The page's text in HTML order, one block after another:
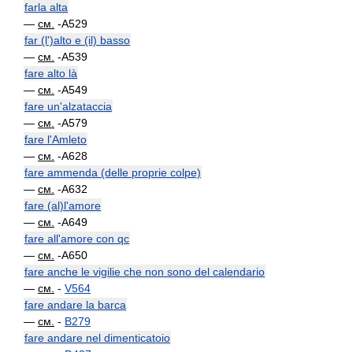
farla alta
— см. -A529
far (l')alto e (il) basso
— см. -A539
fare alto là
— см. -A549
fare un'alzataccia
— см. -A579
fare l'Amleto
— см. -A628
fare ammenda (delle proprie colpe)
— см. -A632
fare (al)l'amore
— см. -A649
fare all'amore con qc
— см. -A650
fare anche le vigilie che non sono del calendario
— см. - V564
fare andare la barca
— см. - B279
fare andare nel dimenticatoio